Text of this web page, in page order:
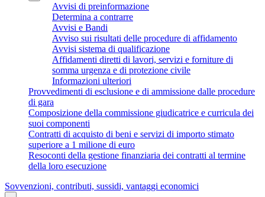
Avvisi di preinformazione
Determina a contrarre
Avvisi e Bandi
Avviso sui risultati delle procedure di affidamento
Avvisi sistema di qualificazione
Affidamenti diretti di lavori, servizi e forniture di
somma urgenza e di protezione civile
Informazioni ulteriori
Provvedimenti di esclusione e di ammissione dalle procedure
di gara
Composizione della commissione giudicatrice e curricula dei
suoi componenti
Contratti di acquisto di beni e servizi di importo stimato
superiore a 1 milione di euro
Resoconti della gestione finanziaria dei contratti al termine
della loro esecuzione
Sovvenzioni, contributi, sussidi, vantaggi economici